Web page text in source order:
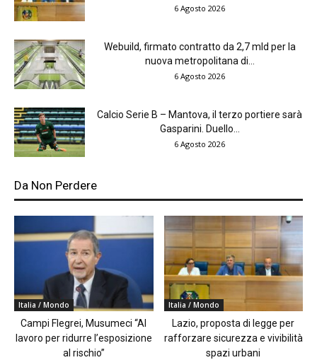
6 Agosto 2026
Webuild, firmato contratto da 2,7 mld per la
nuova metropolitana di...
6 Agosto 2026
Calcio Serie B – Mantova, il terzo portiere sarà
Gasparini. Duello...
6 Agosto 2026
Da Non Perdere
Italia / Mondo
Campi Flegrei, Musumeci “Al
lavoro per ridurre l’esposizione
al rischio”
Italia / Mondo
Lazio, proposta di legge per
rafforzare sicurezza e vivibilità
spazi urbani